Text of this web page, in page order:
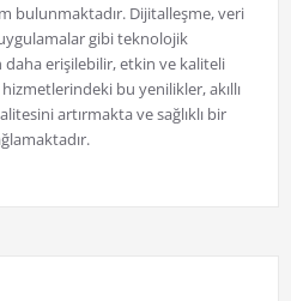
bulunmaktadır. Dijitalleşme, veri
gibi teknolojik
daha erişilebilir, etkin ve kaliteli
hizmetlerindeki bu yenilikler, akıllı
artırmakta ve sağlıklı bir